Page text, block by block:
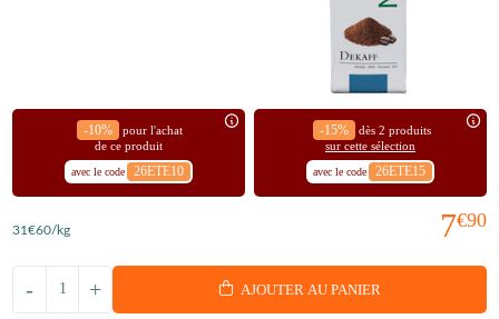
-10%
pour l'achat
de ce produit
avec le code 26ETE10
-15%
dès 2 produits
sur cette sélection
avec le code 26ETE15
7€90
31 €60/kg
+
- AJOUTER AU PANIER